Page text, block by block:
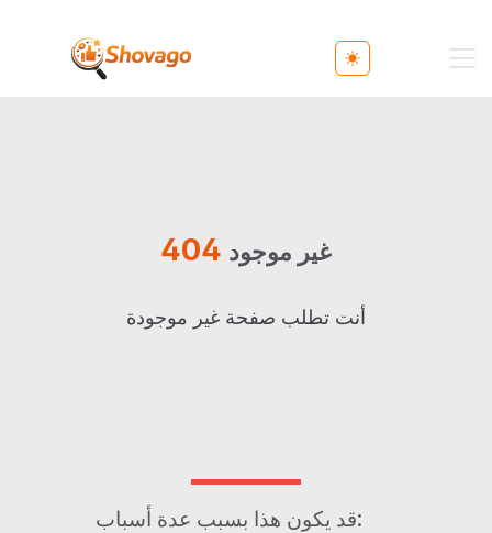
Toggle theme
404 غير موجود
أنت تطلب صفحة غير موجودة
قد يكون هذا بسبب عدة أسباب: